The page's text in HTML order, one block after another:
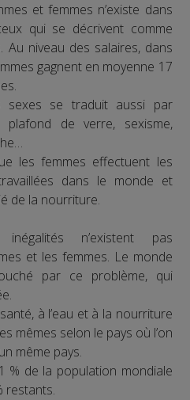
et femmes n’existe dans
qui se décrivent comme
Au niveau des salaires, dans
gagnent en moyenne 17
sexes se traduit aussi par
plafond de verre, sexisme,
les femmes effectuent les
dans le monde et
de la nourriture.
inégalités n’existent pas
et les femmes. Le monde
par ce problème, qui
à l’eau et à la nourriture
mêmes selon le pays où l’on
même pays.
% de la population mondiale
restants.